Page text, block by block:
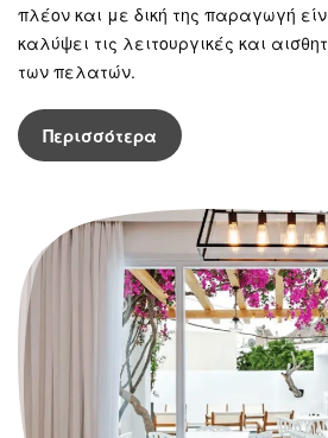
πλέον και με δική της παραγωγή
καλύψει τις λειτουργικές και
των πελατών.
Περισσότερα